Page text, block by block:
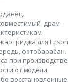
драм-
для Epson
фотобарабан.
при производстве
от модели
восстановленные.